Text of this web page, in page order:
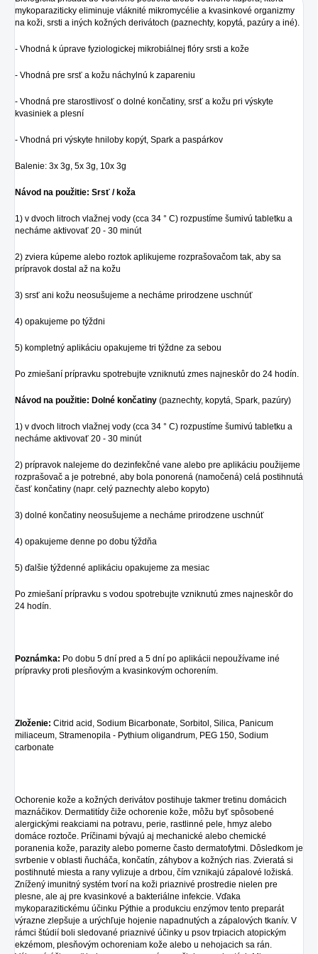
mykoparaziticky eliminuje vláknité mikromycélie a kvasinkové organizmy
na koži, srsti a iných kožných derivátoch (paznechty, kopytá, pazúry a iné).
- Vhodná k úprave fyziologickej mikrobiálnej flóry srsti a kože
- Vhodná pre srsť a kožu náchylnú k zapareniu
- Vhodná pre starostlivosť o dolné končatiny, srsť a kožu pri výskyte
kvasiniek a plesní
- Vhodná pri výskyte hniloby kopýt, Spark a paspárkov
Balenie: 3x 3g, 5x 3g, 10x 3g
Návod na použitie: Srsť / koža
1) v dvoch litroch vlažnej vody (cca 34 ° C) rozpustíme šumivú tabletku a
necháme aktivovať 20 - 30 minút
2) zviera kúpeme alebo roztok aplikujeme rozprašovačom tak, aby sa
prípravok dostal až na kožu
3) srsť ani kožu neosušujeme a necháme prirodzene uschnúť
4) opakujeme po týždni
5) kompletný aplikáciu opakujeme tri týždne za sebou
Po zmiešaní prípravku spotrebujte vzniknutú zmes najneskôr do 24 hodín.
Návod na použitie: Dolné končatiny (paznechty, kopytá, Spark, pazúry)
1) v dvoch litroch vlažnej vody (cca 34 ° C) rozpustíme šumivú tabletku a
necháme aktivovať 20 - 30 minút
2) prípravok nalejeme do dezinfekčné vane alebo pre aplikáciu použijeme
rozprašovač a je potrebné, aby bola ponorená (namočená) celá postihnutá
časť končatiny (napr. celý paznechty alebo kopyto)
3) dolné končatiny neosušujeme a necháme prirodzene uschnúť
4) opakujeme denne po dobu týždňa
5) ďalšie týždenné aplikáciu opakujeme za mesiac
Po zmiešaní prípravku s vodou spotrebujte vzniknutú zmes najneskôr do
24 hodín.
Poznámka: Po dobu 5 dní pred a 5 dní po aplikácii nepoužívame iné
prípravky proti plesňovým a kvasinkovým ochorením.
Zloženie: Citrid acid, Sodium Bicarbonate, Sorbitol, Silica, Panicum
miliaceum, Stramenopila - Pythium oligandrum, PEG 150, Sodium
carbonate
Ochorenie kože a kožných derivátov postihuje takmer tretinu domácich
maznáčikov. Dermatitídy čiže ochorenie kože, môžu byť spôsobené
alergickými reakciami na potravu, perie, rastlinné pele, hmyz alebo
domáce roztoče. Príčinami bývajú aj mechanické alebo chemické
poranenia kože, parazity alebo pomerne často dermatofytmi. Dôsledkom je
svrbenie v oblasti ňucháča, končatín, záhybov a kožných rias. Zvieratá si
postihnuté miesta a rany vylizuje a drbou, čím vznikajú zápalové ložiská.
Znížený imunitný systém tvorí na koži priaznivé prostredie nielen pre
plesne, ale aj pre kvasinkové a bakteriálne infekcie. Vďaka
mykoparazitickému účinku Pýthie a produkciu enzýmov tento preparát
výrazne zlepšuje a urýchľuje hojenie napadnutých a zápalových tkanív. V
rámci štúdií boli sledované priaznivé účinky u psov trpiacich atopickým
ekzémom, plesňovým ochoreniam kože alebo u nehojacich sa rán.